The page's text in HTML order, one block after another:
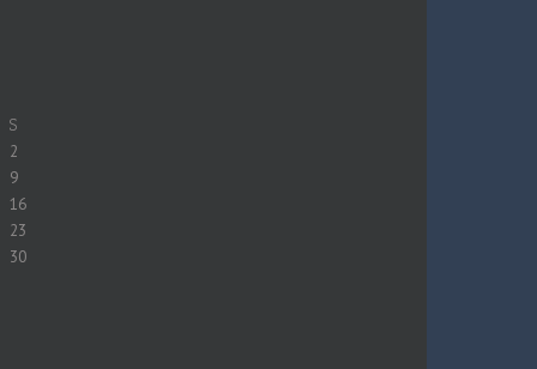
S
2
9
16
23
30